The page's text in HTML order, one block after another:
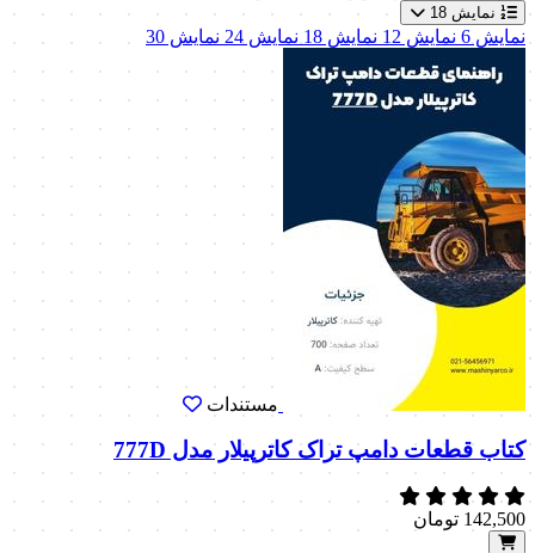
نمایش 18
نمایش 6 نمایش 12 نمایش 18 نمایش 24 نمایش 30
مستندات
کتاب قطعات دامپ تراک کاترپیلار مدل 777D
142,500 تومان